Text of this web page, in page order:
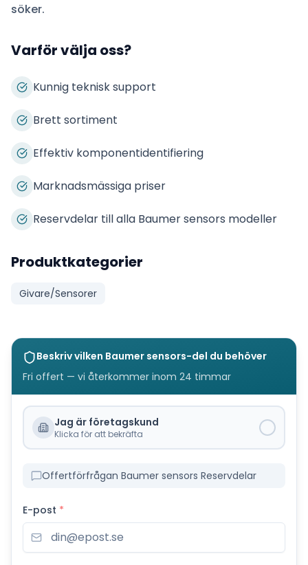
söker.
Varför välja oss?
Kunnig teknisk support
Brett sortiment
Effektiv komponentidentifiering
Marknadsmässiga priser
Reservdelar till alla Baumer sensors modeller
Produktkategorier
Givare/Sensorer
Beskriv vilken Baumer sensors-del du behöver
Fri offert — vi återkommer inom 24 timmar
Jag är företagskund
Klicka för att bekräfta
Offertförfrågan Baumer sensors Reservdelar
E-post *